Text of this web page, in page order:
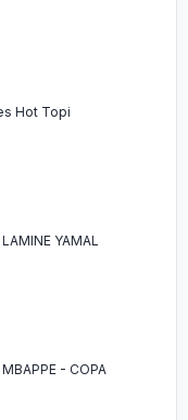
Hot Topi
YAMAL
- COPA